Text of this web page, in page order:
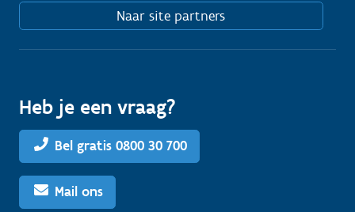
Naar site partners
Heb je een vraag?
Bel gratis 0800 30 700
Mail ons